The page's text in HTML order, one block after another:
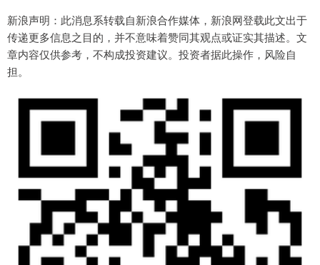
新浪声明：此消息系转载自新浪合作媒体，新浪网登载此文出于
传递更多信息之目的，并不意味着赞同其观点或证实其描述。文
章内容仅供参考，不构成投资建议。投资者据此操作，风险自
担。